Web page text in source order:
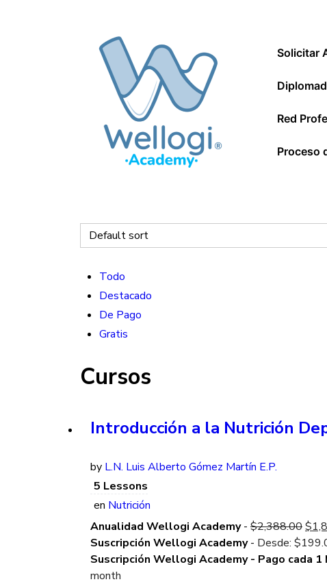
Navegación
Solicitar
Red
Proceso
Todo
Destacado
De Pago
Gratis
Cursos
Introducción a la Nutrición
by L.N. Luis Alberto Gómez Martín E.P.
5 Lessons
en Nutrición
Anualidad Wellogi Academy- $2,388.00
price
was:
$
Suscripción Wellogi Academy- Desde: $
Suscripción Wellogi Academy - Pago cada 1
month